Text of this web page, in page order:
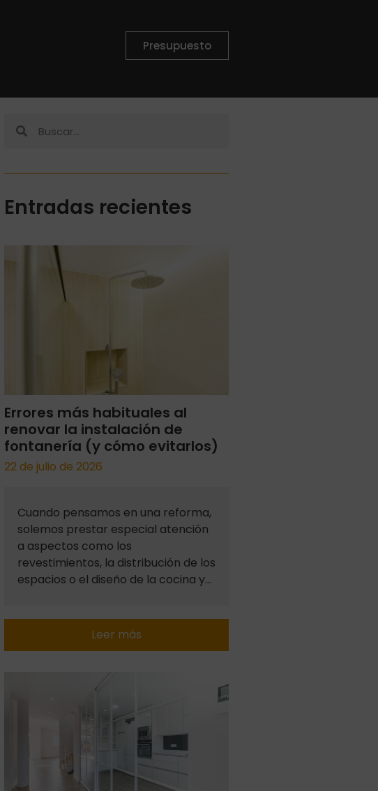
Presupuesto
Entradas recientes
Errores más habituales al
renovar la instalación de
fontanería (y cómo evitarlos)
22 de julio de 2026
Cuando pensamos en una reforma,
solemos prestar especial atención
a aspectos como los
revestimientos, la distribución de los
espacios o el diseño de la cocina y…
Leer más